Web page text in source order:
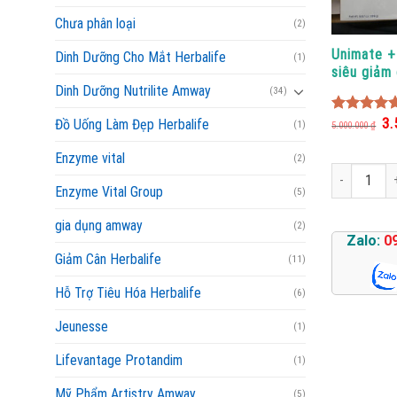
Chưa phân loại (2)
Dinh Dưỡng Cho Mắt Herbalife (1)
Dinh Dưỡng Nutrilite Amway (34)
Đồ Uống Làm Đẹp Herbalife (1)
Enzyme vital (2)
Enzyme Vital Group (5)
gia dụng amway (2)
Giảm Cân Herbalife (11)
Hỗ Trợ Tiêu Hóa Herbalife (6)
Jeunesse (1)
Lifevantage Protandim (1)
(5)
Unimate
siêu giảm
4.88out
5.000.000₫ Giá
Unimate +
Zalo: